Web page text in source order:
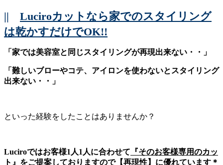
|| Luciroカットなら家でのスタイリング
は乾かすだけでOK!!
「家では美容室と同じスタイリングが再現出来ない・・」
「難しいブローやコテ、アイロンを使わないとスタイリング
出来ない・・」
といった経験をしたことはありませんか？
Luciroではお客様1人1人に合わせて 『そのお客様専用のカッ
ト』 をご提案しておりますので【再現性】に優れています ＊